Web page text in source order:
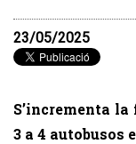
23/05/2025
S’incrementa la
3 a 4 autobusos